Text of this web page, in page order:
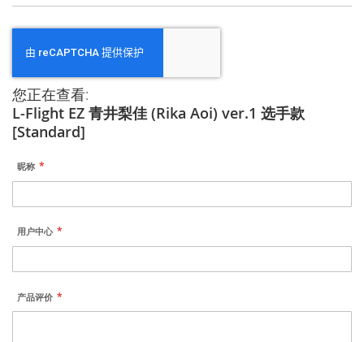
您正在查看:
L-Flight EZ 青井梨佳 (Rika Aoi) ver.1 选手款
[Standard]
昵称
用户中心
产品评价